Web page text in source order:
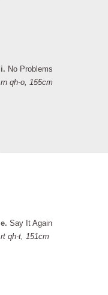
i. No Problems
rn qh-o, 155cm
e. Say It Again
rt qh-t, 151cm